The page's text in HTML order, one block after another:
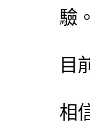
驗。
目
相